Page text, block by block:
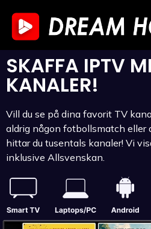
SKAFFA IPTV
KANALER!
Vill du se på dina favorit TV
aldrig någon fotbollsmatch eller
hittar du tusentals kanaler! Vi
inklusive Allsvenskan.